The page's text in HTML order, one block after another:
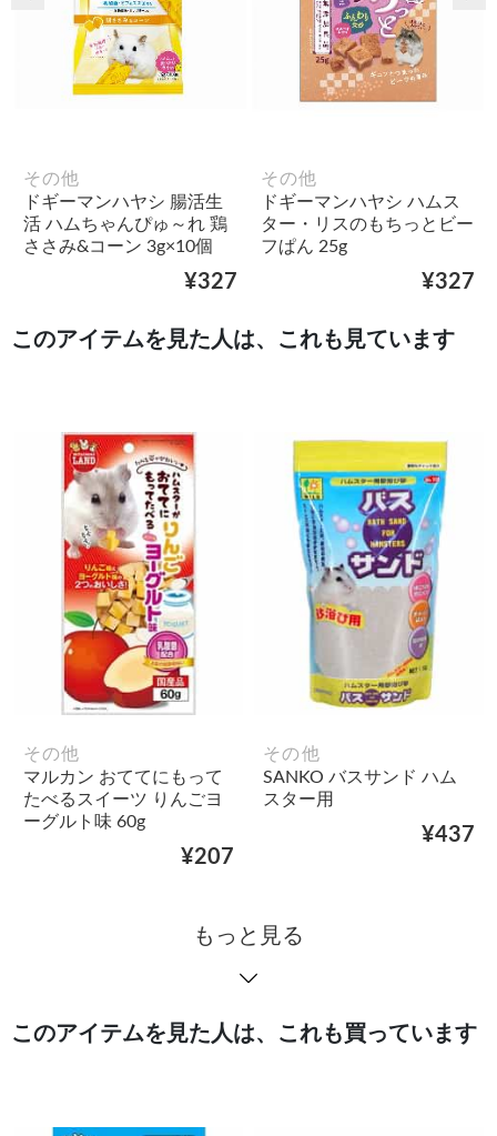
その他
ドギーマンハヤシ 腸活生
活 ハムちゃんぴゅ～れ 鶏
ささみ&コーン 3g×10個
¥327
その他
ドギーマンハヤシ ハムス
ター・リスのもちっとビー
フぱん 25g
¥327
このアイテムを見た人は、これも見ています
その他
マルカン おててにもって
たべるスイーツ りんごヨ
ーグルト味 60g
¥207
その他
SANKO バスサンド ハム
スター用
¥437
もっと見る
このアイテムを見た人は、これも買っています